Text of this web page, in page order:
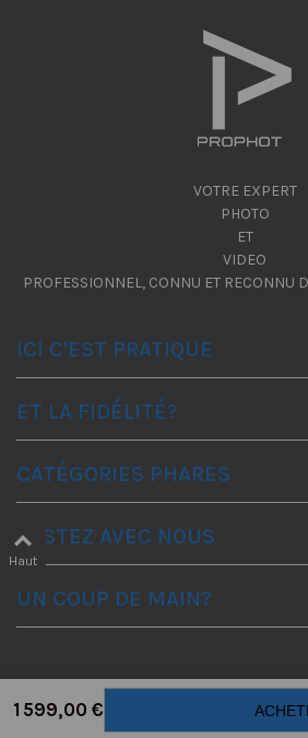
1 599,00 €
VOTRE EXPERT
PHOTO
ET
VIDEO
PROFESSIONNEL, CONNU ET RECONNU
ICI C'EST PRATIQUE
ET LA FIDÉLITÉ?
CATÉGORIES PHARES
RESTEZ AVEC NOUS
UN COUP DE MAIN?
Haut